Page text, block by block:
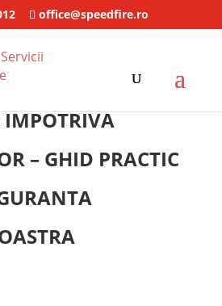
office@speedfire.ro
IMPOTRIVA
– GHID PRACTIC